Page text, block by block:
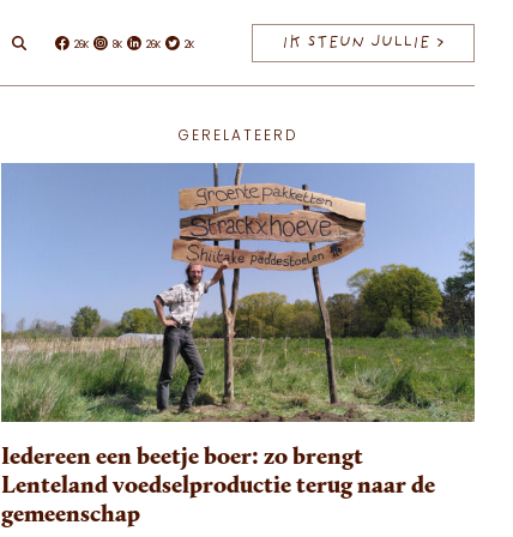
Facebook
26K Instagram
8K Linkedin
26K Twitter
2K IK STEUN JULLIE >
GERELATEERD
Iedereen een beetje boer: zo brengt
Lenteland voedselproductie terug naar de
gemeenschap